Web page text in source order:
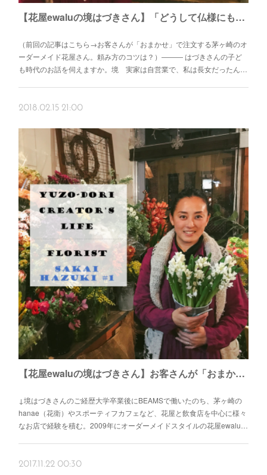
【花屋ewaluの境はづきさん】「どうして仏様にもっとかわいいお花をあげちゃいけないんだろう」
（前回の記事はこちら→お客さんが「おまかせ」で注文する茅ヶ崎のオ
ーダーメイド花屋さん。頼み方のコツは？）――― はづきさんの子ど
も時代のお話を伺えますか。境 実家は自営業で、私は長女だったん…
2018.02.15 21:00
【花屋ewaluの境はづきさん】お客さんが「おまかせ」で注文する茅ヶ崎のオーダーメイド花屋さん。頼み方のコツは？
↓境はづきさんのご経歴大学卒業後にBEAMSで働いたのち、茅ヶ崎の
hanae（花衛）やスポーティフカフェなど、花屋と飲食店を中心に様々
なお店で経験を積む。2009年にオーダーメイドスタイルの花屋ewalu…
2017.11.22 00:30